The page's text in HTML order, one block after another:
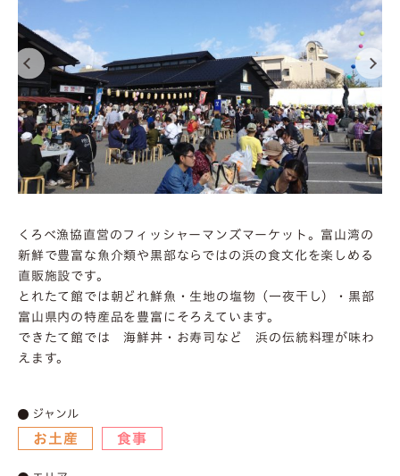
くろべ漁協直営のフィッシャーマンズマーケット。富山湾の
新鮮で豊富な魚介類や黒部ならではの浜の食文化を楽しめる
直販施設です。
とれたて館では朝どれ鮮魚・生地の塩物（一夜干し）・黒部
富山県内の特産品を豊富にそろえています。
できたて館では 海鮮丼・お寿司など 浜の伝統料理が味わ
えます。
ジャンル
お土産 食事